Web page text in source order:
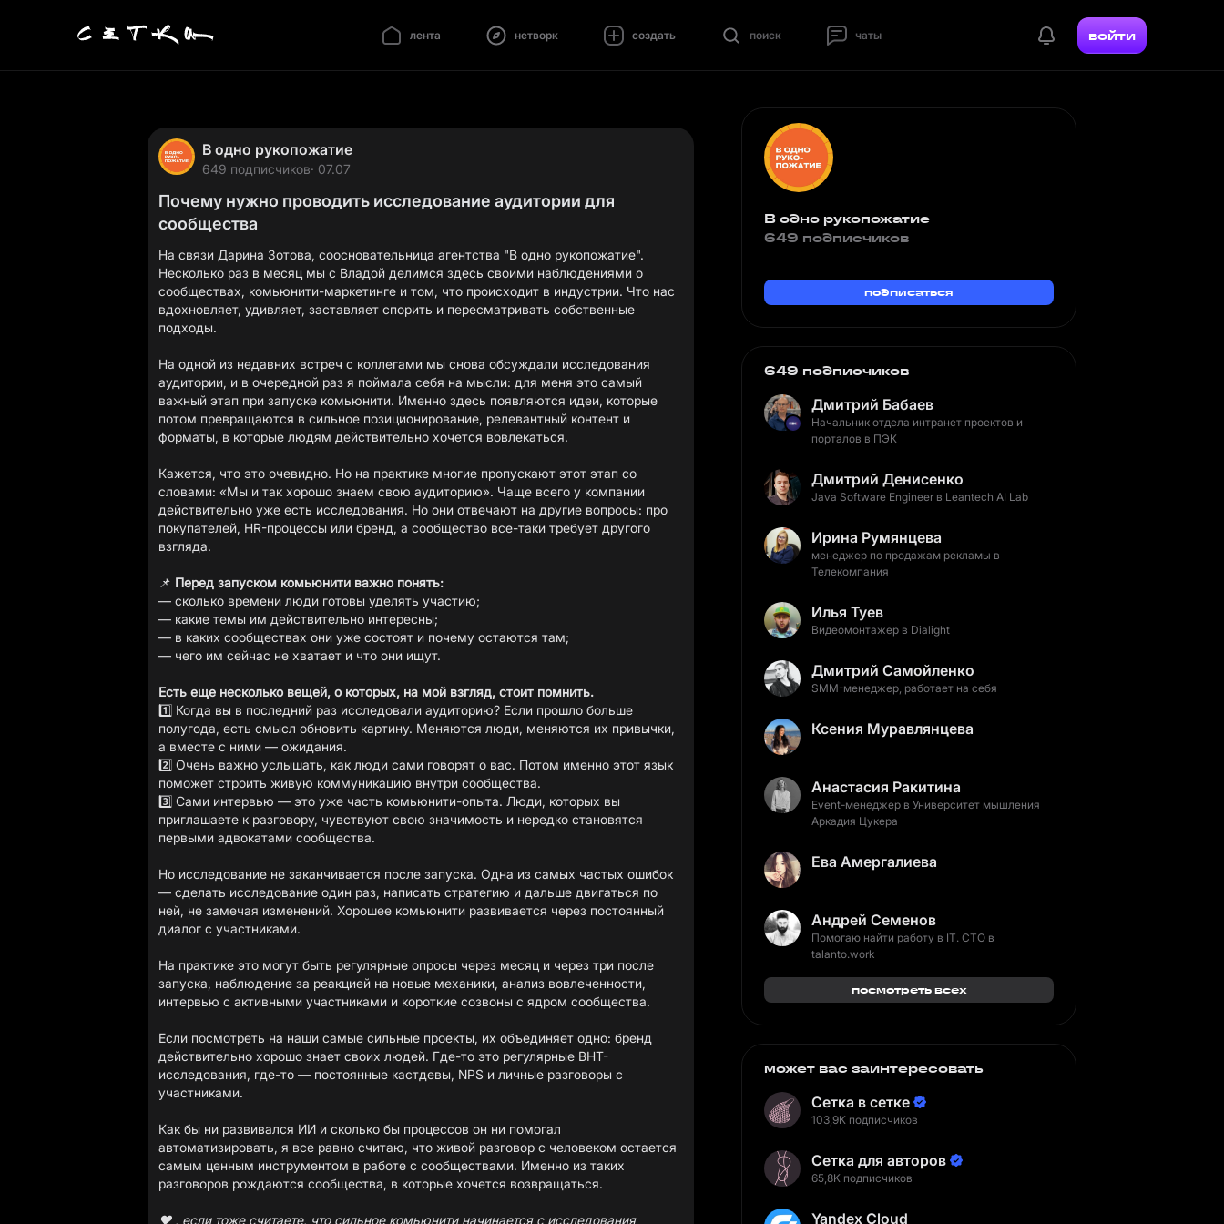
лента нетворк создать поиск чаты войти
В одно рукопожатие
649 подписчиков· 07.07
Почему нужно проводить исследование аудитории для
сообщества
На связи Дарина Зотова, соосновательница агентства "В одно рукопожатие".
Несколько раз в месяц мы с Владой делимся здесь своими наблюдениями о
сообществах, комьюнити-маркетинге и том, что происходит в индустрии. Что нас
вдохновляет, удивляет, заставляет спорить и пересматривать собственные
подходы.
На одной из недавних встреч с коллегами мы снова обсуждали исследования
аудитории, и в очередной раз я поймала себя на мысли: для меня это самый
важный этап при запуске комьюнити. Именно здесь появляются идеи, которые
потом превращаются в сильное позиционирование, релевантный контент и
форматы, в которые людям действительно хочется вовлекаться.
Кажется, что это очевидно. Но на практике многие пропускают этот этап со
словами: «Мы и так хорошо знаем свою аудиторию». Чаще всего у компании
действительно уже есть исследования. Но они отвечают на другие вопросы: про
покупателей, HR-процессы или бренд, а сообщество все-таки требует другого
взгляда.
📌 Перед запуском комьюнити важно понять:
— сколько времени люди готовы уделять участию;
— какие темы им действительно интересны;
— в каких сообществах они уже состоят и почему остаются там;
— чего им сейчас не хватает и что они ищут.
Есть еще несколько вещей, о которых, на мой взгляд, стоит помнить.
1️⃣ Когда вы в последний раз исследовали аудиторию? Если прошло больше
полугода, есть смысл обновить картину. Меняются люди, меняются их привычки,
а вместе с ними — ожидания.
2️⃣ Очень важно услышать, как люди сами говорят о вас. Потом именно этот язык
поможет строить живую коммуникацию внутри сообщества.
3️⃣ Сами интервью — это уже часть комьюнити-опыта. Люди, которых вы
приглашаете к разговору, чувствуют свою значимость и нередко становятся
первыми адвокатами сообщества.
Но исследование не заканчивается после запуска. Одна из самых частых ошибок
— сделать исследование один раз, написать стратегию и дальше двигаться по
ней, не замечая изменений. Хорошее комьюнити развивается через постоянный
диалог с участниками.
На практике это могут быть регулярные опросы через месяц и через три после
запуска, наблюдение за реакцией на новые механики, анализ вовлеченности,
интервью с активными участниками и короткие созвоны с ядром сообщества.
Если посмотреть на наши самые сильные проекты, их объединяет одно: бренд
действительно хорошо знает своих людей. Где-то это регулярные BHT-
исследования, где-то — постоянные кастдевы, NPS и личные разговоры с
участниками.
Как бы ни развивался ИИ и сколько бы процессов он ни помогал
автоматизировать, я все равно считаю, что живой разговор с человеком остается
самым ценным инструментом в работе с сообществами. Именно из таких
разговоров рождаются сообщества, в которые хочется возвращаться.
❤️ , если тоже считаете, что сильное комьюнити начинается с исследования
В одно рукопожатие
649 подписчиков
подписаться
649 подписчиков
Дмитрий Бабаев
Начальник отдела интранет проектов и
порталов в ПЭК
Дмитрий Денисенко
Java Software Engineer в Leantech AI Lab
Ирина Румянцева
менеджер по продажам рекламы в
Телекомпания
Илья Туев
Видеомонтажер в Dialight
Дмитрий Самойленко
SMM-менеджер, работает на себя
Ксения Муравлянцева
Анастасия Ракитина
Event-менеджер в Университет мышления
Аркадия Цукера
Ева Амергалиева
Андрей Семенов
Помогаю найти работу в IT. CTO в
talanto.work
посмотреть всех
может вас заинтересовать
Сетка в сетке
103,9K подписчиков
Сетка для авторов
65,8K подписчиков
Yandex Cloud